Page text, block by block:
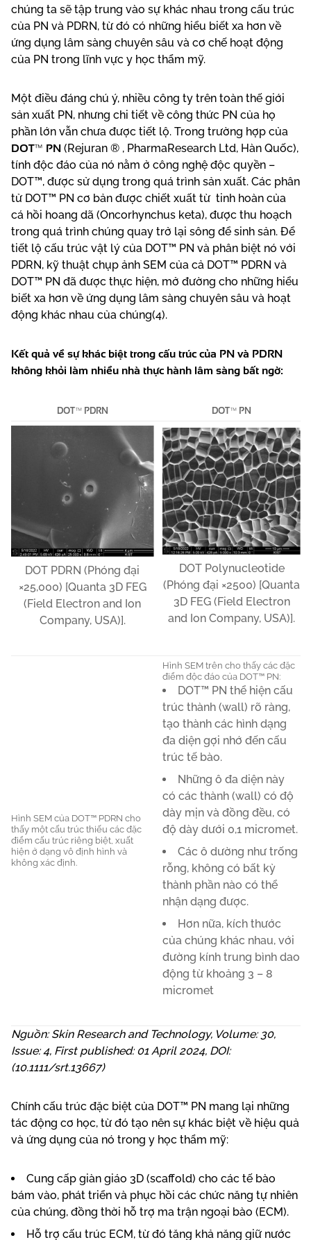
chúng ta sẽ tập trung vào sự khác nhau trong cấu trúc
của PN và PDRN, từ đó có những hiểu biết xa hơn về
ứng dụng lâm sàng chuyên sâu và cơ chế hoạt động
của PN trong lĩnh vực y học thẩm mỹ.
Một điều đáng chú ý, nhiều công ty trên toàn thế giới
sản xuất PN, nhưng chi tiết về công thức PN của họ
phần lớn vẫn chưa được tiết lộ. Trong trường hợp của
DOT™ PN (Rejuran ® , PharmaResearch Ltd, Hàn Quốc),
tính độc đáo của nó nằm ở công nghệ độc quyền –
DOT™, được sử dụng trong quá trình sản xuất. Các phân
tử DOT™ PN cơ bản được chiết xuất từ ​ tinh hoàn của
cá hồi hoang dã (Oncorhynchus keta), được thu hoạch
trong quá trình chúng quay trở lại sông để sinh sản. Để
tiết lộ cấu trúc vật lý của DOT™ PN và phân biệt nó với
PDRN, kỹ thuật chụp ảnh SEM của cả DOT™ PDRN và
DOT™ PN đã được thực hiện, mở đường cho những hiểu
biết xa hơn về ứng dụng lâm sàng chuyên sâu và hoạt
động khác nhau của chúng(4).
Kết quả về sự khác biệt trong cấu trúc của PN và PDRN
không khỏi làm nhiều nhà thực hành lâm sàng bất ngờ:
DOT™ PDRN DOT™ PN
DOT PDRN (Phóng đại
×25,000) [Quanta 3D FEG
(Field Electron and Ion
Company, USA)].
DOT Polynucleotide
(Phóng đại ×2500) [Quanta
3D FEG (Field Electron
and Ion Company, USA)].
Hình SEM của DOT™ PDRN cho
thấy một cấu trúc thiếu các đặc
điểm cấu trúc riêng biệt, xuất
hiện ở dạng vô định hình và
không xác định.
Hình SEM trên cho thấy các đặc
điểm độc đáo của DOT™ PN:
DOT™ PN thể hiện cấu
trúc thành (wall) rõ ràng,
tạo thành các hình dạng
đa diện gợi nhớ đến cấu
trúc tế bào.
Những ô đa diện này
có các thành (wall) có độ
dày mịn và đồng đều, có
độ dày dưới 0,1 micromet.
Các ô dường như trống
rỗng, không có bất kỳ
thành phần nào có thể
nhận dạng được.
Hơn nữa, kích thước
của chúng khác nhau, với
đường kính trung bình dao
động từ khoảng 3 – 8
micromet
Nguồn: Skin Research and Technology, Volume: 30,
Issue: 4, First published: 01 April 2024, DOI:
(10.1111/srt.13667)
Chính cấu trúc đặc biệt của DOT™ PN mang lại những
tác động cơ học, từ đó tạo nên sự khác biệt về hiệu quả
và ứng dụng của nó trong y học thẩm mỹ:
Cung cấp giàn giáo 3D (scaffold) cho các tế bào
bám vào, phát triển và phục hồi các chức năng tự nhiên
của chúng, đồng thời hỗ trợ ma trận ngoại bào (ECM).
Hỗ trợ cấu trúc ECM, từ đó tăng khả năng giữ nước